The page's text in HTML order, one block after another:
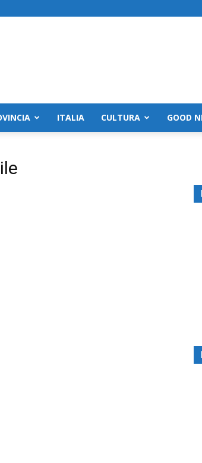
ITALIA CULTURA GOOD